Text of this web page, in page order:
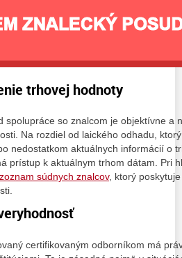
trhovej hodnoty
spolupráce so znalcom je objektívne a
Na rozdiel od laického odhadu,
nedostatkom aktuálnych informácií o
prístup k aktuálnym trhom dátam. Pri
zoznam súdnych znalcov, ktorý
certifikovaným odborníkom má